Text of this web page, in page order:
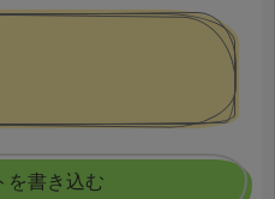
を書き込む